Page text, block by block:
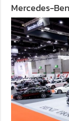
Mercedes-